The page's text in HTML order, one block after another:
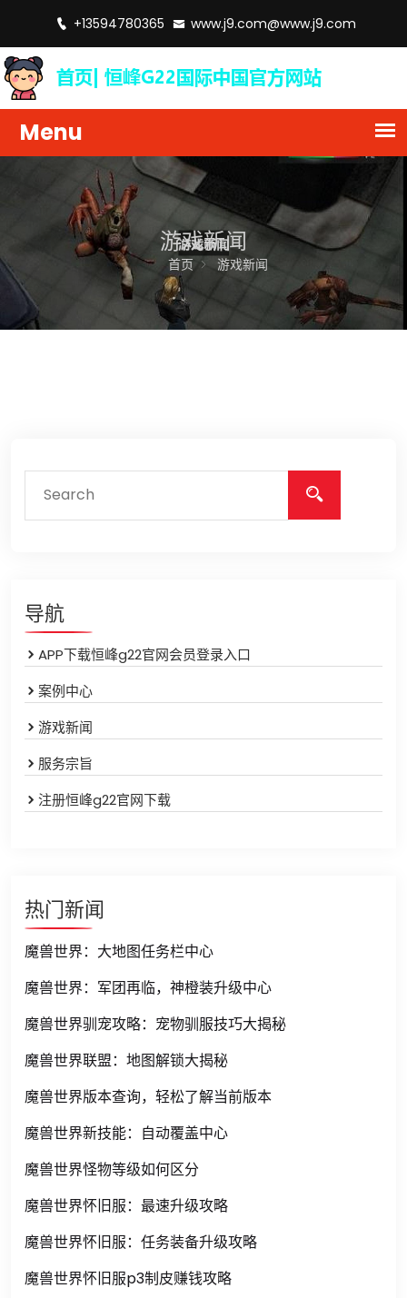
+13594780365 www.j9.com@www.j9.com
游戏新闻
首页 游戏新闻
导航
APP下载恒峰g22官网会员登录入口
案例中心
游戏新闻
服务宗旨
注册恒峰g22官网下载
热门新闻
魔兽世界：大地图任务栏中心
魔兽世界：军团再临，神橙装升级中心
魔兽世界驯宠攻略：宠物驯服技巧大揭秘
魔兽世界联盟：地图解锁大揭秘
魔兽世界版本查询，轻松了解当前版本
魔兽世界新技能：自动覆盖中心
魔兽世界怪物等级如何区分
魔兽世界怀旧服：最速升级攻略
魔兽世界怀旧服：任务装备升级攻略
魔兽世界怀旧服p3制皮赚钱攻略